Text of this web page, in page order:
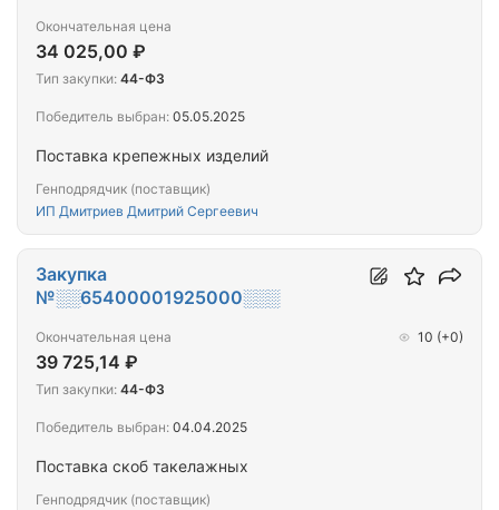
Поставка крепежных изделий
Генподрядчик (поставщик)
ИП Дмитриев Дмитрий Сергеевич
Окончательная цена
34 025,00 ₽
Тип закупки: 44-ФЗ
Победитель выбран: 05.05.2025
Поставка скоб такелажных
Генподрядчик (поставщик)
Закупка
№░░65400001925000░░░
Окончательная цена
39 725,14 ₽
10 (+0)
Тип закупки: 44-ФЗ
Победитель выбран: 04.04.2025